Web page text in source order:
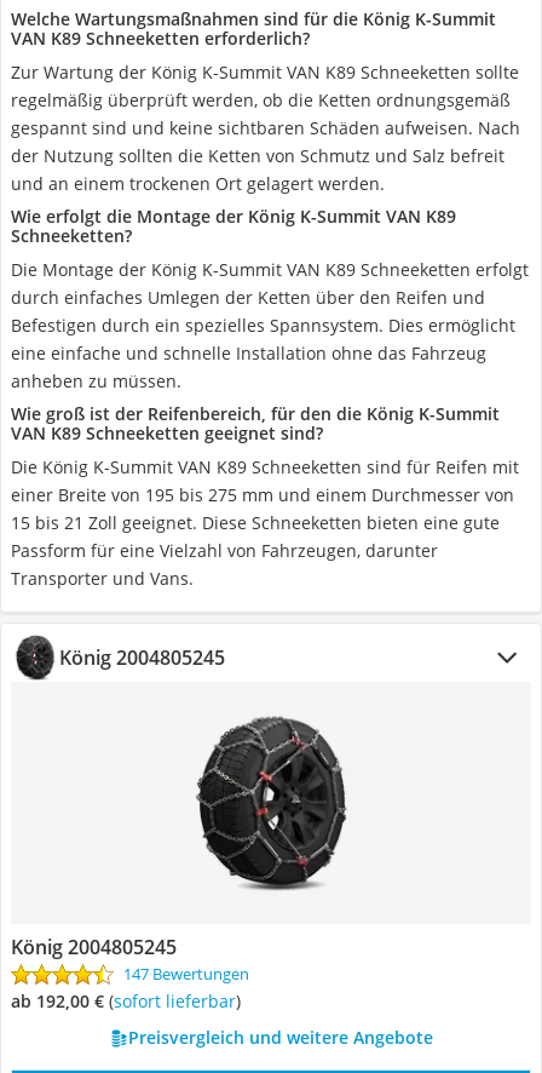
Welche Wartungsmaßnahmen sind für die König K-Summit
VAN K89 Schneeketten erforderlich?
Zur Wartung der König K-Summit VAN K89 Schneeketten sollte
regelmäßig überprüft werden, ob die Ketten ordnungsgemäß
gespannt sind und keine sichtbaren Schäden aufweisen. Nach
der Nutzung sollten die Ketten von Schmutz und Salz befreit
und an einem trockenen Ort gelagert werden.
Wie erfolgt die Montage der König K-Summit VAN K89
Schneeketten?
Die Montage der König K-Summit VAN K89 Schneeketten erfolgt
durch einfaches Umlegen der Ketten über den Reifen und
Befestigen durch ein spezielles Spannsystem. Dies ermöglicht
eine einfache und schnelle Installation ohne das Fahrzeug
anheben zu müssen.
Wie groß ist der Reifenbereich, für den die König K-Summit
VAN K89 Schneeketten geeignet sind?
Die König K-Summit VAN K89 Schneeketten sind für Reifen mit
einer Breite von 195 bis 275 mm und einem Durchmesser von
15 bis 21 Zoll geeignet. Diese Schneeketten bieten eine gute
Passform für eine Vielzahl von Fahrzeugen, darunter
Transporter und Vans.
König 2004805245
König 2004805245
147 Bewertungen
ab 192,00 € ( Sofort lieferbar)
Preisvergleich und weitere Angebote